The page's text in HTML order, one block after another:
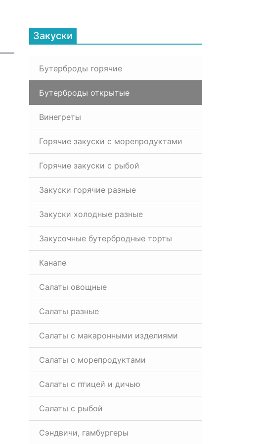
Закуски
Бутерброды горячие
Бутерброды открытые
Винегреты
Горячие закуски с морепродуктами
Горячие закуски с рыбой
Закуски горячие разные
Закуски холодные разные
Закусочные бутербродные торты
Канапе
Салаты овощные
Салаты разные
Салаты с макаронными изделиями
Салаты с морепродуктами
Салаты с птицей и дичью
Салаты с рыбой
Сэндвичи, гамбургеры